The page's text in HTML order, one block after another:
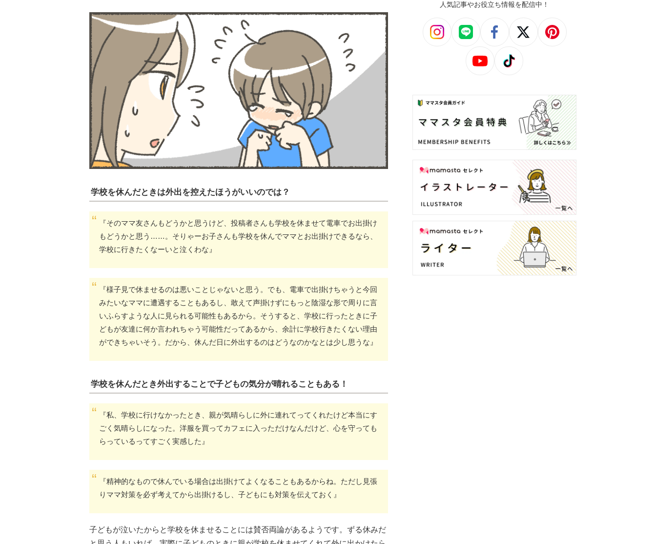
学校を休んだときは外出を控えたほうがいいのでは？
『そのママ友さんもどうかと思うけど、投稿者さんも学校を休ませて電車でお出掛け
もどうかと思う……。そりゃーお子さんも学校を休んでママとお出掛けできるなら、
学校に行きたくなーいと泣くわな』
『様子見で休ませるのは悪いことじゃないと思う。でも、電車で出掛けちゃうと今回
みたいなママに遭遇することもあるし、敢えて声掛けずにもっと陰湿な形で周りに言
いふらすような人に見られる可能性もあるから。そうすると、学校に行ったときに子
どもが友達に何か言われちゃう可能性だってあるから、余計に学校行きたくない理由
ができちゃいそう。だから、休んだ日に外出するのはどうなのかなとは少し思うな』
学校を休んだとき外出することで子どもの気分が晴れることもある！
『私、学校に行けなかったとき、親が気晴らしに外に連れてってくれたけど本当にす
ごく気晴らしになった。洋服を買ってカフェに入っただけなんだけど、心を守っても
らっているってすごく実感した』
『精神的なもので休んでいる場合は出掛けてよくなることもあるからね。ただし見張
りママ対策を必ず考えてから出掛けるし、子どもにも対策を伝えておく』
子どもが泣いたからと学校を休ませることには賛否両論があるようです。ずる休みだ
人気記事やお役立ち情報を配信中！